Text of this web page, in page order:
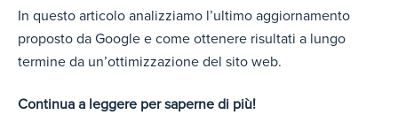
In questo articolo analizziamo l’ultimo aggiornamento
proposto da Google e come ottenere risultati a lungo
termine da un’ottimizzazione del sito web.
Continua a leggere per saperne di più!